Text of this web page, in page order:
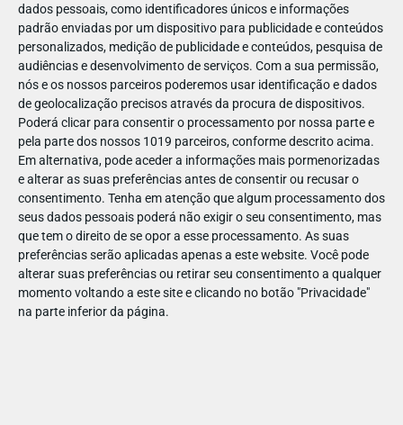
dados pessoais, como identificadores únicos e informações
padrão enviadas por um dispositivo para publicidade e conteúdos
personalizados, medição de publicidade e conteúdos, pesquisa de
audiências e desenvolvimento de serviços. Com a sua permissão,
nós e os nossos parceiros poderemos usar identificação e dados
de geolocalização precisos através da procura de dispositivos.
Poderá clicar para consentir o processamento por nossa parte e
pela parte dos nossos 1019 parceiros, conforme descrito acima.
Em alternativa, pode aceder a informações mais pormenorizadas
e alterar as suas preferências antes de consentir ou recusar o
consentimento. Tenha em atenção que algum processamento dos
seus dados pessoais poderá não exigir o seu consentimento, mas
que tem o direito de se opor a esse processamento. As suas
preferências serão aplicadas apenas a este website. Você pode
alterar suas preferências ou retirar seu consentimento a qualquer
momento voltando a este site e clicando no botão "Privacidade"
na parte inferior da página.
10
18364